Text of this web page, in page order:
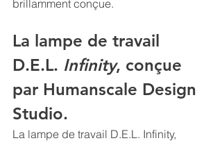
brillamment conçue.
La lampe de travail
D.E.L. Infinity, conçue
par Humanscale Design
Studio.
La lampe de travail D.E.L. Infinity,